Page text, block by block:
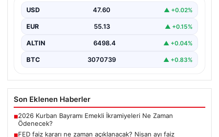
USD 47.60 ▲ +0.02%
EUR 55.13 ▲ +0.15%
ALTIN 6498.4 ▲ +0.04%
BTC 3070739 ▲ +0.83%
Son Eklenen Haberler
■2026 Kurban Bayramı Emekli İkramiyeleri Ne Zaman
Ödenecek?
■FED faiz kararı ne zaman açıklanacak? Nisan ayı faiz